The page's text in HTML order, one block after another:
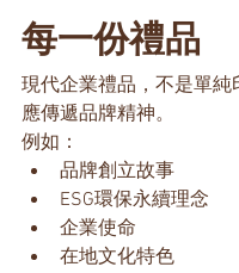
每一份禮品
現代企業禮品，不是單純
應傳遞品牌精神。
例如：
品牌創立故事
ESG環保永續理念
企業使命
在地文化特色